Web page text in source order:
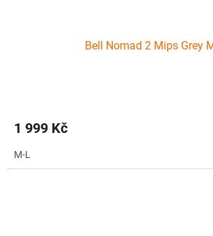
Bell Nomad 2 Mips Grey
1 999 Kč
M-L